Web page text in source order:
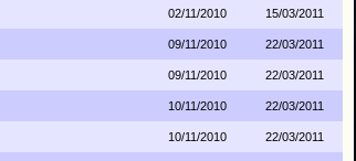
02/11/2010
15/03/2011
09/11/2010
22/03/2011
09/11/2010
22/03/2011
10/11/2010
22/03/2011
10/11/2010
22/03/2011